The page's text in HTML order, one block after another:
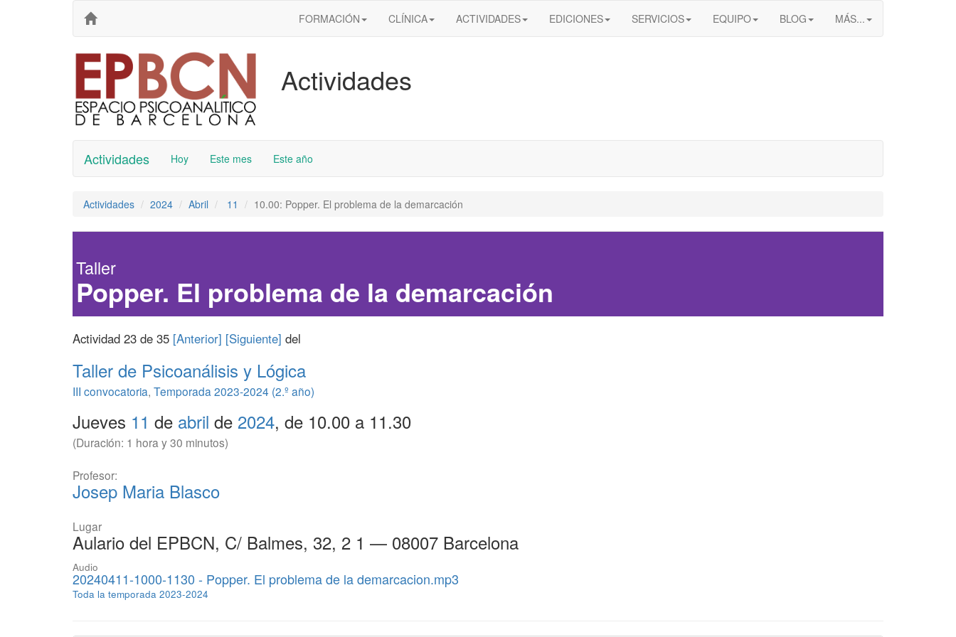
FORMACIÓN CLÍNICA ACTIVIDADES EDICIONES SERVICIOS EQUIPO BLOG MÁS...
Actividades
Actividades Hoy Este mes Este año
Actividades 2024 Abril 11 10.00: Popper. El problema de la demarcación
Taller
Popper. El problema de la demarcación
Actividad 23 de 35 [Anterior] [Siguiente] del
Taller de Psicoanálisis y Lógica
III convocatoria, Temporada 2023-2024 (2.º año)
Jueves 11 de abril de 2024, de 10.00 a 11.30
(Duración: 1 hora y 30 minutos)
Profesor:
Josep Maria Blasco
Lugar
Aulario del EPBCN, C/ Balmes, 32, 2 1 — 08007 Barcelona
Audio
20240411-1000-1130 - Popper. El problema de la demarcacion.mp3
Toda la temporada 2023-2024